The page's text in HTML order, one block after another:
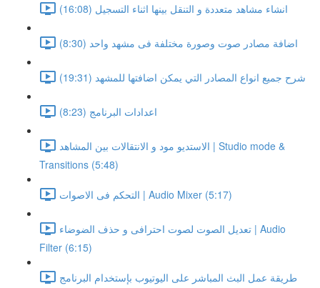
انشاء مشاهد متعددة و التنقل بينها اثناء التسجيل (16:08)
اضافة مصادر صوت وصورة مختلفة فى مشهد واحد (8:30)
شرح جميع انواع المصادر التي يمكن اضافتها للمشهد (19:31)
اعدادات البرنامج (8:23)
الاستديو مود و الانتقالات بين المشاهد | Studio mode &
Transitions (5:48)
التحكم فى الاصوات | Audio Mixer (5:17)
تعديل الصوت لصوت احترافى و حذف الضوضاء | Audio
Filter (6:15)
طريقة عمل البث المباشر على اليوتيوب بإستخدام البرنامج